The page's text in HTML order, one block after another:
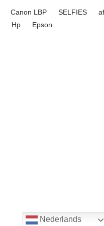
Canon LBP SELFIES
Hp Epson
Nederlands